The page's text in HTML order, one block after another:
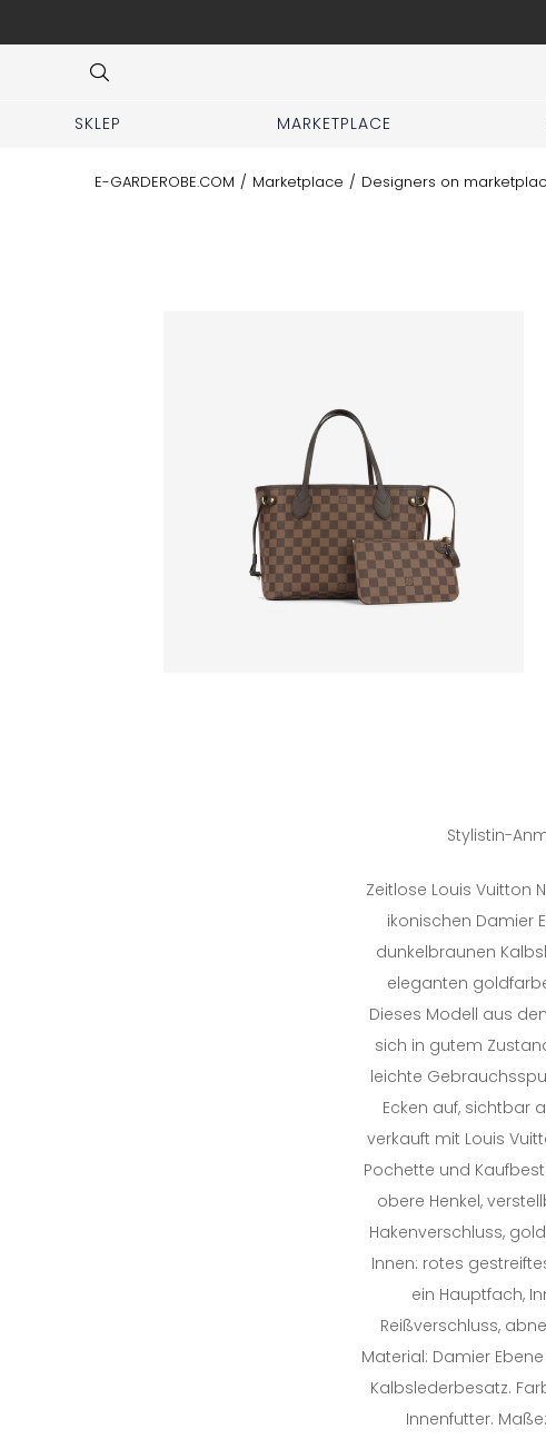
SKLEP MARKETPLACE
E-GARDEROBE.COM / Marketplace / Designers on
Stylistin-
Zeitlose Louis Vuitton
ikonischen Damier
dunkelbraunen
eleganten
Dieses Modell aus
sich in gutem
leichte
Ecken auf, sichtbar
verkauft mit Louis
Pochette und
obere Henkel,
Hakenverschluss,
Innen: rotes
ein Hauptfach,
Reißverschluss,
Material: Damier
Kalbslederbesatz.
Innenfutter.